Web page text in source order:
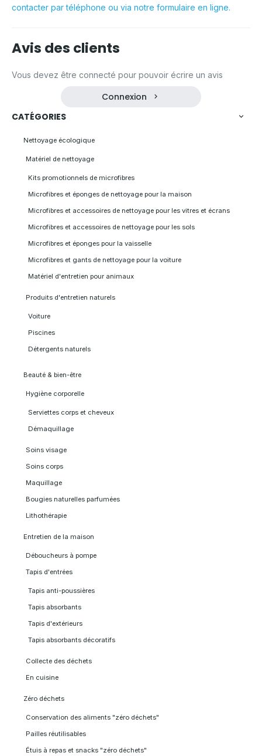
contacter par téléphone ou via notre formulaire en ligne.
Avis des clients
Vous devez être connecté pour pouvoir écrire un avis
Connexion
CATÉGORIES
Nettoyage écologique
Matériel de nettoyage
Kits promotionnels de microfibres
Microfibres et éponges de nettoyage pour la maison
Microfibres et accessoires de nettoyage pour les vitres et écrans
Microfibres et accessoires de nettoyage pour les sols
Microfibres et éponges pour la vaisselle
Microfibres et gants de nettoyage pour la voiture
Matériel d'entretien pour animaux
Produits d'entretien naturels
Voiture
Piscines
Détergents naturels
Beauté & bien-être
Hygiène corporelle
Serviettes corps et cheveux
Démaquillage
Soins visage
Soins corps
Maquillage
Bougies naturelles parfumées
Lithothérapie
Entretien de la maison
Déboucheurs à pompe
Tapis d'entrées
Tapis anti-poussières
Tapis absorbants
Tapis d'extérieurs
Tapis absorbants décoratifs
Collecte des déchets
En cuisine
Zéro déchets
Conservation des aliments "zéro déchets"
Pailles réutilisables
Étuis à repas et snacks "zéro déchets"